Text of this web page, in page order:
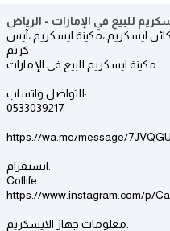
ايسكريم ،مكينة ايسكريم ،آيس
كريم
مكينة ايسكريم للبيع في الإمارات
للتواصل واتساب:
0533039217
https://wa.me/message/
انستقرام:
‏Coflife
‏https://www.instagram.com/p/
معلومات جهاز الايسكريم: